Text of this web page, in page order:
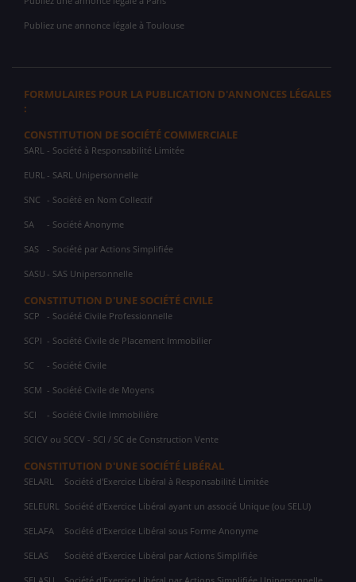
Publiez une annonce légale à Toulouse
FORMULAIRES POUR LA PUBLICATION D'ANNONCES LÉGALES
:
CONSTITUTION DE SOCIÉTÉ COMMERCIALE
SARL - Société à Responsabilité Limitée
EURL - SARL Unipersonnelle
SNC - Société en Nom Collectif
SA - Société Anonyme
SAS - Société par Actions Simplifiée
SASU - SAS Unipersonnelle
CONSTITUTION D'UNE SOCIÉTÉ CIVILE
SCP - Société Civile Professionnelle
SCPI - Société Civile de Placement Immobilier
SC - Société Civile
SCM - Société Civile de Moyens
SCI - Société Civile Immobilière
SCICV ou SCCV - SCI / SC de Construction Vente
CONSTITUTION D'UNE SOCIÉTÉ LIBÉRAL
SELARL Société d'Exercice Libéral à Responsabilité Limitée
SELEURL Société d'Exercice Libéral ayant un associé Unique (ou SELU)
SELAFA Société d'Exercice Libéral sous Forme Anonyme
SELAS Société d'Exercice Libéral par Actions Simplifiée